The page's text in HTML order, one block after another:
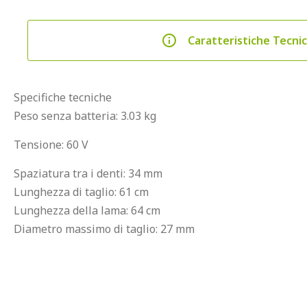
Caratteristiche
Specifiche tecniche
Peso senza batteria: 3.03 kg
Tensione: 60 V
Spaziatura tra i denti: 34 mm
Lunghezza di taglio: 61 cm
Lunghezza della lama: 64 cm
Diametro massimo di taglio: 27 mm